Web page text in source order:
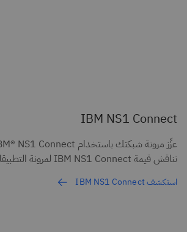
IBM NS1 Connect
نناقش قيمة IBM NS1 Connect لمرونة التطبيقات والأداء.
استكشف IBM NS1 Connect